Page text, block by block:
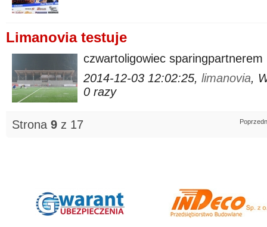
Limanovia testuje
czwartoligowiec sparingpartnerem
2014-12-03 12:02:25, limanovia,
0 razy
Strona 9 z 17